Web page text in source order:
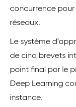
concurrence
réseaux.
Le système
de cinq brevets
point final par le
Deep Learning
instance.